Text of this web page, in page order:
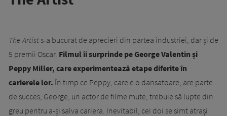
The Artists-a bucurat de aprecieri din partea industriei, dar și de
5 premii Oscar. Filmul îi surprinde pe George Valentin și
Peppy Miller, care experimentează etape diferite în
carierele lor. În timp ce Peppy, care e o dansatoare, are parte
de succes, George, un actor de filme mute, trebuie să lupte din
greu pentru a-și salva cariera. Inevitabil, cei doi se simt atrași